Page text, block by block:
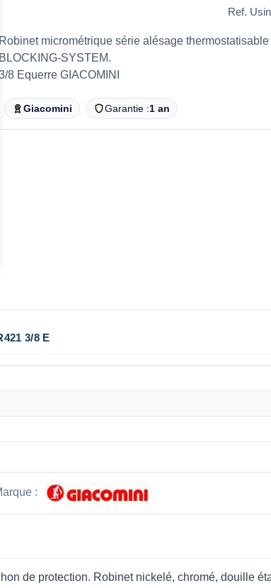
Ref.
Robinet micrométrique série alésage
BLOCKING-SYSTEM.
8 Equerre GIACOMINI
Giacomini Garantie :1 an
3/8 E
:
de protection. Robinet nickelé, chromé, douille